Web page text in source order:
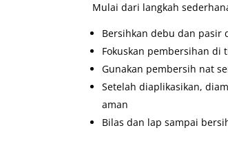
Mulai dari langkah
Bersihkan debu dan pasir
Fokuskan pembersihan
Gunakan pembersih nat
Setelah diaplikasikan,
aman
Bilas dan lap sampai